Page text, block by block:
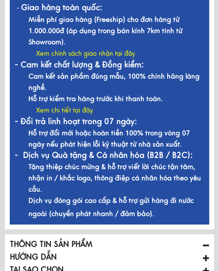
- Giao hàng toàn quốc:
Miễn phí giao hàng (Freeship) cho đơn hàng từ
1.000.000đ (áp dụng trong bán kính 7km tính từ
Showroom).
Xem chính sách giao nhận tại đây
- Cam kết chất lượng & Đồng kiểm:
Cam kết sản phẩm đúng mẫu, 100% chính hãng làng
nghề.
Hỗ trợ kiểm tra hàng trước khi thanh toán.
Xem chi tiết tại đây
- Đổi trả linh hoạt trong 07 ngày:
Hỗ trợ đổi mới hoặc hoàn tiền 100% trong vòng 07
ngày nếu phát hiện lỗi kỹ thuật từ nhà sản xuất.
- Dịch vụ Quà tặng & Cá nhân hóa (B2B / B2C):
Tặng thiệp chúc mừng & hỗ trợ viết lời chúc tận tâm,
nhận in / khắc logo, thông điệp cá nhân hóa theo yêu
cầu.
Dịch vụ đóng gói cao cấp & hỗ trợ gửi hàng đi nước
ngoài (chuyển phát nhanh / đảm bảo).
THÔNG TIN SẢN PHẨM
HƯỚNG DẪN